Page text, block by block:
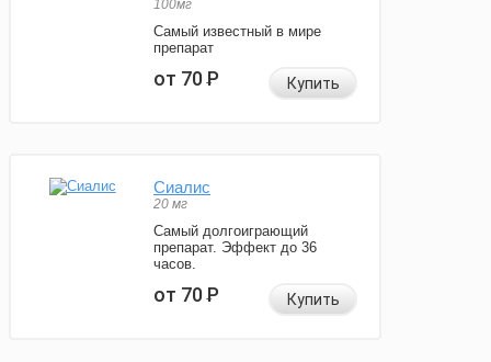
100мг
Самый известный в мире
препарат
от 70Р Купить
Сиалис
20 мг
Самый долгоиграющий
препарат. Эффект до 36
часов.
от 70Р Купить